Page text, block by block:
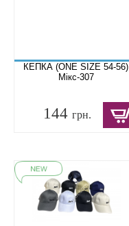
КЕПКА (ONE SIZE 54-56)
Мікс-307
144 грн.